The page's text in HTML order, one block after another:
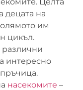
на
им
цикъл.
различни
интересно
насекомите –